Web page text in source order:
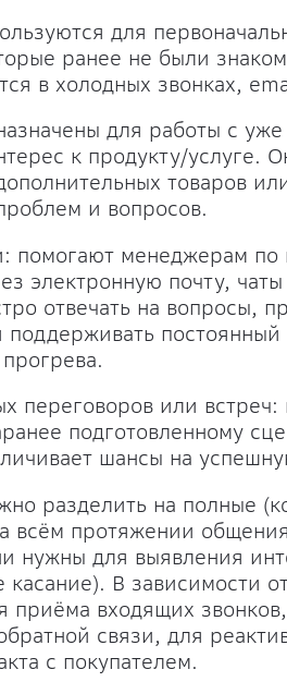
для
ранее не были
в холодных звонках,
для работы с
к продукту/услуге.
товаров
и вопросов.
помогают менеджерам
электронную почту,
отвечать на вопросы,
постоянный
переговоров или
подготовленному
шансы на
разделить на полные
всём протяжении
нужны для выявления
касание). В зависимости
приёма входящих
связи, для
с покупателем.